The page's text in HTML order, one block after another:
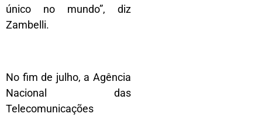
único no mundo”, diz
Zambelli.
No fim de julho, a Agência
Nacional das
Telecomunicações